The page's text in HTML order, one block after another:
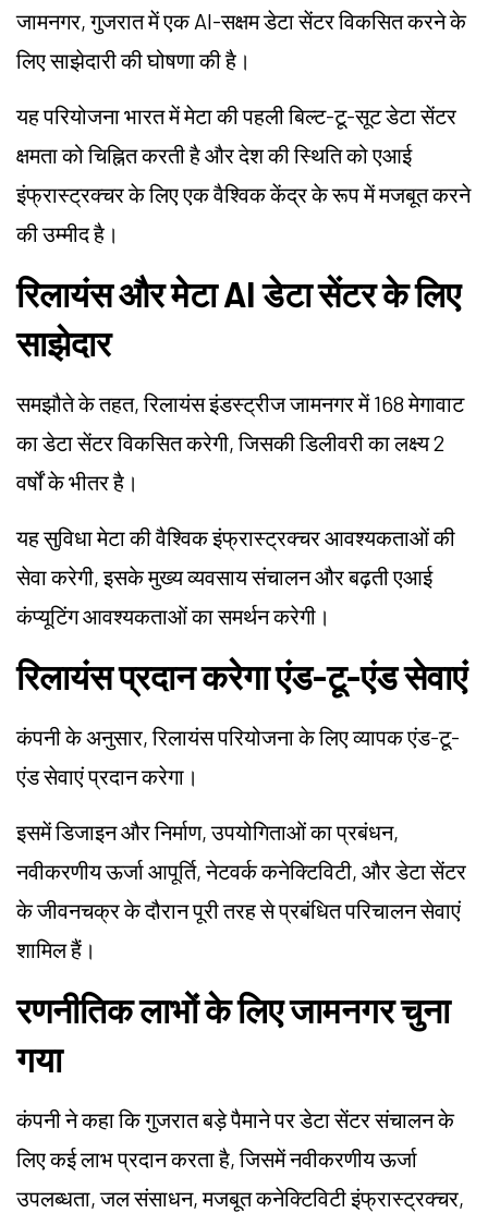
जामनगर, गुजरात में एक AI-सक्षम डेटा सेंटर विकसित करने के
लिए साझेदारी की घोषणा की है।
यह परियोजना भारत में मेटा की पहली बिल्ट-टू-सूट डेटा सेंटर
क्षमता को चिह्नित करती है और देश की स्थिति को एआई
इंफ्रास्ट्रक्चर के लिए एक वैश्विक केंद्र के रूप में मजबूत करने
की उम्मीद है।
रिलायंस और मेटा AI डेटा सेंटर के लिए
साझेदार
समझौते के तहत, रिलायंस इंडस्ट्रीज जामनगर में 168 मेगावाट
का डेटा सेंटर विकसित करेगी, जिसकी डिलीवरी का लक्ष्य 2
वर्षों के भीतर है।
यह सुविधा मेटा की वैश्विक इंफ्रास्ट्रक्चर आवश्यकताओं की
सेवा करेगी, इसके मुख्य व्यवसाय संचालन और बढ़ती एआई
कंप्यूटिंग आवश्यकताओं का समर्थन करेगी।
रिलायंस प्रदान करेगा एंड-टू-एंड सेवाएं
कंपनी के अनुसार, रिलायंस परियोजना के लिए व्यापक एंड-टू-
एंड सेवाएं प्रदान करेगा।
इसमें डिजाइन और निर्माण, उपयोगिताओं का प्रबंधन,
नवीकरणीय ऊर्जा आपूर्ति, नेटवर्क कनेक्टिविटी, और डेटा सेंटर
के जीवनचक्र के दौरान पूरी तरह से प्रबंधित परिचालन सेवाएं
शामिल हैं।
रणनीतिक लाभों के लिए जामनगर चुना
गया
कंपनी ने कहा कि गुजरात बड़े पैमाने पर डेटा सेंटर संचालन के
लिए कई लाभ प्रदान करता है, जिसमें नवीकरणीय ऊर्जा
उपलब्धता, जल संसाधन, मजबूत कनेक्टिविटी इंफ्रास्ट्रक्चर,